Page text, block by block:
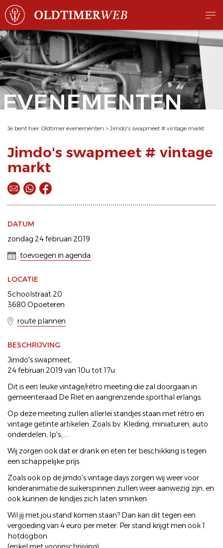
EVENEMENTEN
Je bent hier: Oldtimer evenementen >Jimdo's swapmeet # vintage markt
Jimdo's swapmeet # vintage
markt
DATUM
zondag 24 februari 2019
toevoegen in agenda
LOCATIE
Schoolstraat 20
3680 Opoeteren
route plannen
BESCHRIJVING
Jimdo's swapmeet,
24 februari 2019 van 10u tot 17u
Dit is een leuke vintage/rétro meeting die zal doorgaan in
gemeenteraad De Riet en aangrenzende sporthal erlangs.
Op deze meeting zullen allerlei standjes staan met rétro en
vintage getinte artikelen. Zoals bv. Kleding, miniaturen, auto
onderdelen, lp's,....
Wij zorgen ook dat er drank en eten ter beschikking is tegen
een schappelijke prijs.
Zoals ook op de jimdo's vintage days zorgen wij weer voor
kinderanimatie de suikerspinnen zullen weer aanwezig zijn, en
ook kunnen de kindjes zich laten sminken.
Wil jij met jou stand komen staan? Dan kan dit tegen een
vergoeding van 4 euro per meter. Per stand krijgt men ook 1
hotdogbon.